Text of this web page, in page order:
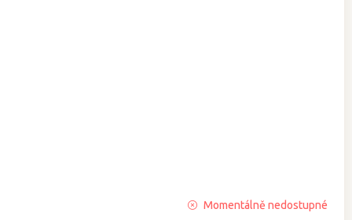
Momentálně nedostupné